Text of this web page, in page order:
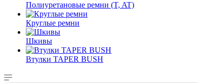
Полиуретановые ремни (T, AT)
Круглые ремни
Шкивы
Втулки TAPER BUSH